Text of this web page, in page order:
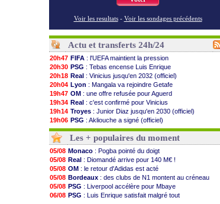
Voir les resultats - Voir les sondages précédents
Actu et transferts 24h/24
20h47 FIFA : l'UEFA maintient la pression
20h30 PSG : Tebas encense Luis Enrique
20h18 Real : Vinicius jusqu'en 2032 (officiel)
20h04 Lyon : Mangala va rejoindre Getafe
19h47 OM : une offre refusée pour Aguerd
19h34 Real : c'est confirmé pour Vinicius
19h14 Troyes : Junior Diaz jusqu'en 2030 (officiel)
19h06 PSG : Akliouche a signé (officiel)
18h50 OM: une offre pour Bulka
18h30
PSG : contrat signé pour Akliouche
18h20 Ouganda: Owori battu à mort à Kampala
17h58
Arsenal : Arteta veut créer une dynastie
17h47
Chelsea: Palace a fait son offre pour Disasi
17h34
FIFA: le gouvernement espagnol s'en mêle
17h22
PSG: l'étonnante rumeur Gusto
17h10
Bologne: Dallinga est sur le marché
16h59
OM : accord trouvé avec Man City pour Rulli
Les + populaires du moment
05/08 Monaco : Pogba pointé du doigt
05/08 Real : Diomandé arrive pour 140 M€ !
05/08 OM : le retour d'Adidas est acté
05/08 Bordeaux : des clubs de N1 montent au créneau
05/08 PSG : Liverpool accélère pour Mbaye
06/08 PSG : Luis Enrique satisfait malgré tout